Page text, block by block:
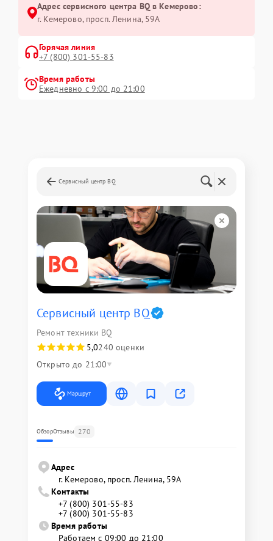
Адрес сервисного центра BQ в Кемерово:
г. Кемерово, просп. Ленина, 59А
Горячая линия
+7 (800) 301-55-83
Время работы
Ежедневно с 9:00 до 21:00
Сервисный центр BQ
Сервисный центр BQ
Ремонт техники BQ
5,0240 оценки
Открыто до 21:00
Маршрут
ОбзорОтзывы 270
Адрес
г. Кемерово, просп. Ленина, 59А
Контакты
+7 (800) 301-55-83
+7 (800) 301-55-83
Время работы
Работаем с 09:00 до 21:00